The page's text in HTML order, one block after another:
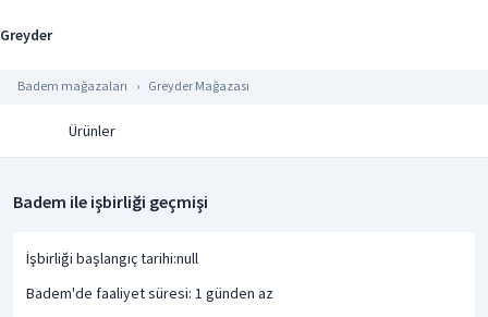
Greyder
Badem mağazaları Greyder Mağazası
Ürünler
Badem ile işbirliği geçmişi
İşbirliği başlangıç tarihi:null
Badem'de faaliyet süresi: 1 günden az